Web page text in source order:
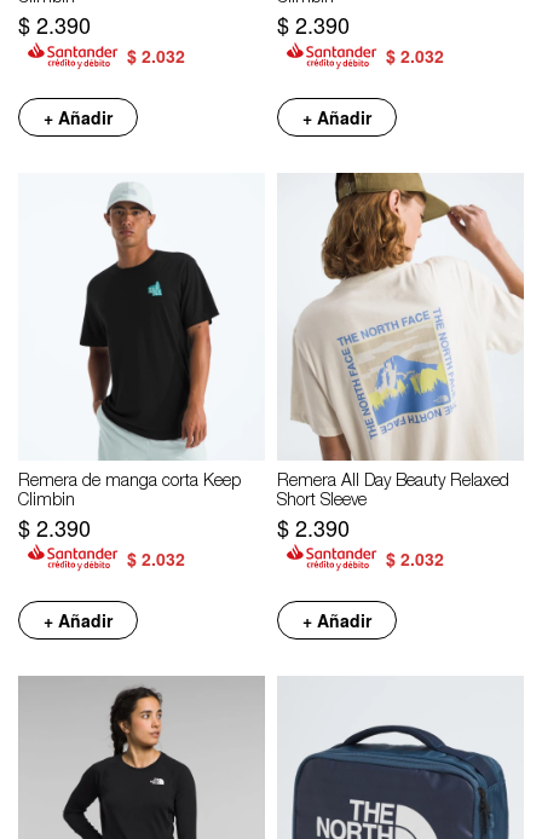
$2.390
$ 2.032
+ Añadir
$2.390
$ 2.032
+ Añadir
Remera de manga corta Keep
Climbin
$2.390
$ 2.032
+ Añadir
Remera All Day Beauty Relaxed
Short Sleeve
$2.390
$ 2.032
+ Añadir